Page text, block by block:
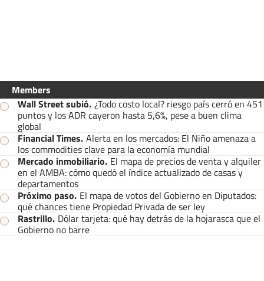
Members
Wall Street subió. ¿Todo costo local? riesgo país cerró en 451
puntos y los ADR cayeron hasta 5,6%, pese a buen clima
global
Financial Times. Alerta en los mercados: El Niño amenaza a
los commodities clave para la economía mundial
Mercado inmobiliario. El mapa de precios de venta y alquiler
en el AMBA: cómo quedó el índice actualizado de casas y
departamentos
Próximo paso. El mapa de votos del Gobierno en Diputados:
qué chances tiene Propiedad Privada de ser ley
Rastrillo. Dólar tarjeta: qué hay detrás de la hojarasca que el
Gobierno no barre